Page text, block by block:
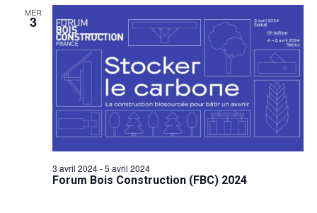
MER
3
Forum Bois Construction (FBC) 2024
3 avril 2024-5 avril 2024